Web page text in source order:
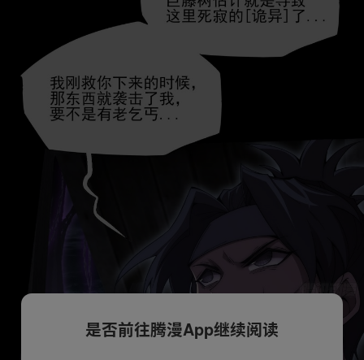
是否前往腾漫App继续阅读